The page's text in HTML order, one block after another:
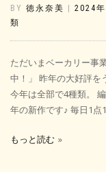
BY 徳永奈美 2024
類
ただいまベーカリー事
中！」 昨年の大好評を
今年は全部で4種類。
年の新作です♪ 毎日1点
もっと読む